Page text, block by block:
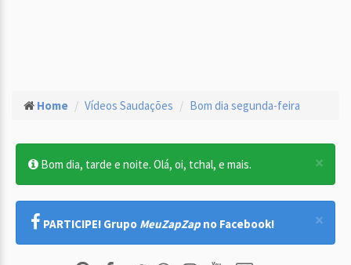
Home Vídeos Saudações Bom dia segunda-feira
×
Bom dia, tarde e noite. Olá, oi, tchal, e mais.
×
PARTICIPE! Grupo MeuZapZap no Facebook!